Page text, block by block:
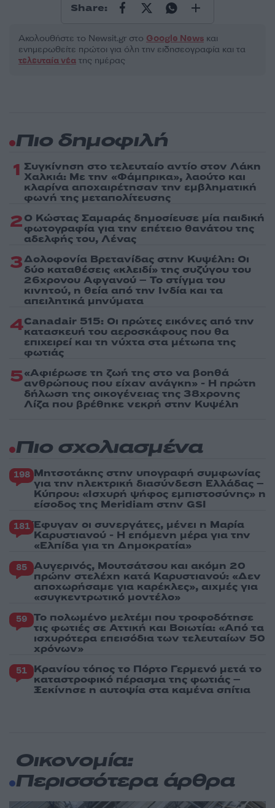
Share:
Ακολουθήστε το Νewsit.gr στο Google News και
ενημερωθείτε πρώτοι για όλη την ειδησεογραφία και τα
τελευταία νέα της ημέρας
Πιο δημοφιλή
1 Συγκίνηση στο τελευταίο αντίο στον Λάκη
Χαλκιά: Με την «Φάμπρικα», λαούτο και
κλαρίνα αποχαιρέτησαν την εμβληματική
φωνή της μεταπολίτευσης
2Ο Κώστας Σαμαράς δημοσίευσε μία παιδική
φωτογραφία για την επέτειο θανάτου της
αδελφής του, Λένας
3Δολοφονία Βρετανίδας στην Κυψέλη: Οι
δύο καταθέσεις «κλειδί» της συζύγου του
26χρονου Αφγανού – Το στίγμα του
κινητού, η θεία από την Ινδία και τα
απειλητικά μηνύματα
4Canadair 515: Οι πρώτες εικόνες από την
κατασκευή του αεροσκάφους που θα
επιχειρεί και τη νύχτα στα μέτωπα της
φωτιάς
5«Αφιέρωσε τη ζωή της στο να βοηθά
ανθρώπους που είχαν ανάγκη» - Η πρώτη
δήλωση της οικογένειας της 38χρονης
Λίζα που βρέθηκε νεκρή στην Κυψέλη
Πιο σχολιασμένα
198 Μητσοτάκης στην υπογραφή συμφωνίας
για την ηλεκτρική διασύνδεση Ελλάδας –
Κύπρου: «Ισχυρή ψήφος εμπιστοσύνης» η
είσοδος της Meridiam στην GSI
181 Έφυγαν οι συνεργάτες, μένει η Μαρία
Καρυστιανού - Η επόμενη μέρα για την
«Ελπίδα για τη Δημοκρατία»
85 Αυγερινός, Μουτσάτσου και ακόμη 20
πρώην στελέχη κατά Καρυστιανού: «Δεν
αποχωρήσαμε για καρέκλες», αιχμές για
«συγκεντρωτικό μοντέλο»
59 Το πολωμένο μελτέμι που τροφοδότησε
τις φωτιές σε Αττική και Βοιωτία: «Από τα
ισχυρότερα επεισόδια των τελευταίων 50
χρόνων»
51 Κρανίου τόπος το Πόρτο Γερμενό μετά το
καταστροφικό πέρασμα της φωτιάς –
Ξεκίνησε η αυτοψία στα καμένα σπίτια
Οικονομία:
Περισσότερα άρθρα